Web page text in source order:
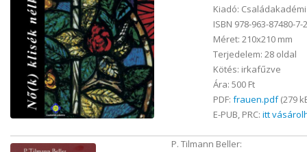
Kiadó:
ISBN 978-963-87480-7-2
Méret: 210x210 mm
Terjedelem: 28 oldal
Kötés: irkafűzve
Ára: 500 Ft
PDF: frauen.pdf(279
E-PUB, PRC: itt
P. Tilmann Beller: